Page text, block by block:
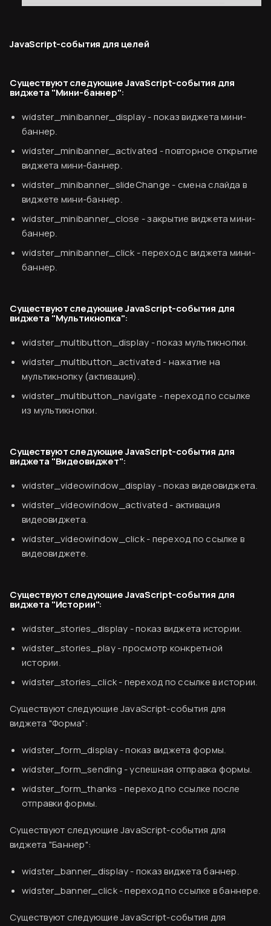
База знаний
JavaScript-события для целей
Существуют следующие JavaScript-события для
виджета "Мини-баннер":
widster_minibanner_display- показ виджета мини-
баннер.
widster_minibanner_activated - повторное открытие
виджета мини-баннер.
widster_minibanner_slideChange - смена слайда в
виджете мини-баннер.
widster_minibanner_close - закрытие виджета мини-
баннер.
widster_minibanner_click - переход с виджета мини-
баннер.
Существуют следующие JavaScript-события для
виджета "Мультикнопка":
widster_multibutton_display - показ мультикнопки.
widster_multibutton_activated - нажатие на
мультикнопку (активация).
widster_multibutton_navigate - переход по ссылке
из мультикнопки.
Существуют следующие JavaScript-события для
виджета "Видеовиджет":
widster_videowindow_display - показ видеовиджета.
widster_videowindow_activated - активация
видеовиджета.
widster_videowindow_click- переход по ссылке в
видеовиджете.
Существуют следующие JavaScript-события для
виджета "Истории":
widster_stories_display - показ виджета истории.
widster_stories_play- просмотр конкретной
истории.
widster_stories_click- переход по ссылке в истории.
Существуют следующие JavaScript-события для
виджета "Форма":
widster_form_display- показ виджета формы.
widster_form_sending - успешная отправка формы.
widster_form_thanks - переход по ссылке после
отправки формы.
Существуют следующие JavaScript-события для
виджета "Баннер":
widster_banner_display- показ виджета баннер.
widster_banner_click- переход по ссылке в баннере.
Существуют следующие JavaScript-события для
Согласен
Финальный ужин Два шефа – одна кухня
Хотите приобщиться к миру высокой кухни и
Настройка аналитики в Яндекс.Метрика
Как узнать свой счетчик Яндекс.Метрики